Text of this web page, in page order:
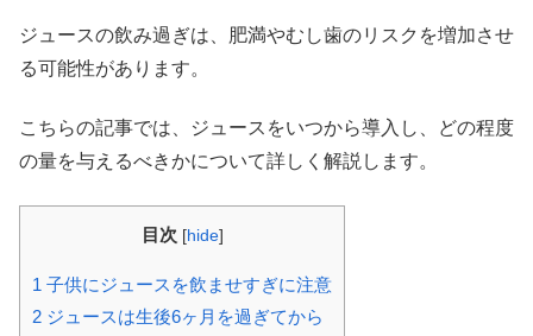
ジュースの飲み過ぎは、肥満やむし歯のリスクを増加させ
る可能性があります。
こちらの記事では、ジュースをいつから導入し、どの程度
の量を与えるべきかについて詳しく解説します。
目次 [hide]
1 子供にジュースを飲ませすぎに注意
2 ジュースは生後6ヶ月を過ぎてから